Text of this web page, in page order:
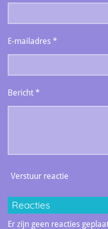
E-mailadres *
Bericht *
Verstuur reactie
Reacties
Er zijn geen reacties